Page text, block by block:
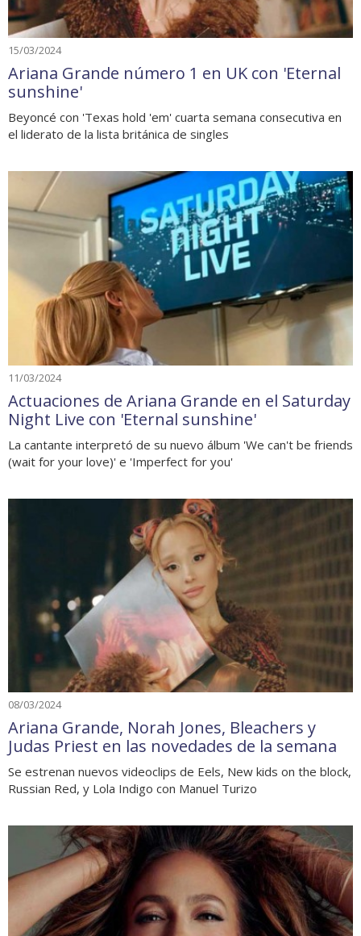
15/03/2024
Ariana Grande número 1 en UK con 'Eternal
sunshine'
Beyoncé con 'Texas hold 'em' cuarta semana consecutiva en
el liderato de la lista británica de singles
11/03/2024
Actuaciones de Ariana Grande en el Saturday
Night Live con 'Eternal sunshine'
La cantante interpretó de su nuevo álbum 'We can't be friends
(wait for your love)' e 'Imperfect for you'
08/03/2024
Ariana Grande, Norah Jones, Bleachers y
Judas Priest en las novedades de la semana
Se estrenan nuevos videoclips de Eels, New kids on the block,
Russian Red, y Lola Indigo con Manuel Turizo